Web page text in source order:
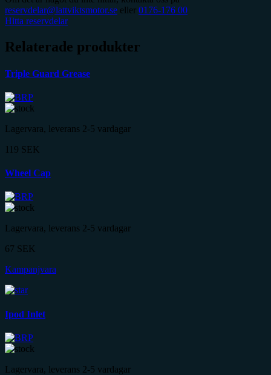
reservdelar@lattviktsmotor.se eller 0176-176 00
Hitta reservdelar
Relaterade produkter
Triple Guard Grease
Lagervara, leverans 2-5 vardagar
119 SEK
Wheel Cap
Lagervara, leverans 2-5 vardagar
67 SEK
Kampanjvara
Ipod Inlet
Lagervara, leverans 2-5 vardagar